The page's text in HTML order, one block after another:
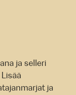
ja selleri
ja